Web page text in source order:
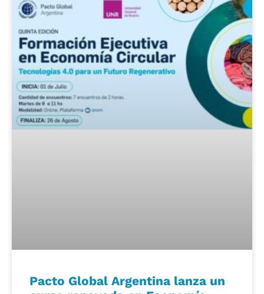
Pacto Global Argentina lanza un